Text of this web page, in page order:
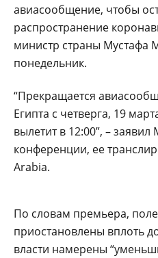
авиасообщение, чтобы
распространение
министр страны Мустафа
понедельник.
“Прекращается
Египта с четверга, 19
вылетит в 12:00”, –
конференции, ее
Arabia.
По словам премьера,
приостановлены вплоть
власти намерены